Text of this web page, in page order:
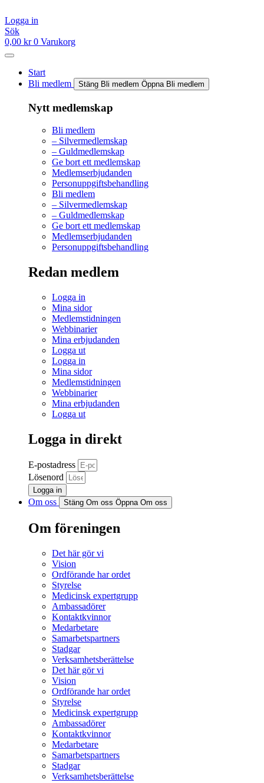
till
innehåll
Logga in
Sök
0,00 kr 0 Varukorg
Start
Bli medlem
Stäng Bli medlem Öppna Bli medlem
Nytt medlemskap
Bli medlem
– Silvermedlemskap
– Guldmedlemskap
Ge bort ett medlemskap
Medlemserbjudanden
Personuppgiftsbehandling
Bli medlem
– Silvermedlemskap
– Guldmedlemskap
Ge bort ett medlemskap
Medlemserbjudanden
Personuppgiftsbehandling
Redan medlem
Logga in
Mina sidor
Medlemstidningen
Webbinarier
Mina erbjudanden
Logga ut
Logga in
Mina sidor
Medlemstidningen
Webbinarier
Mina erbjudanden
Logga ut
Logga in direkt
E-postadress
Lösenord
Logga in
Om oss Stäng Om oss Öppna Om oss
Om föreningen
Det här gör vi
Vision
Ordförande har ordet
Styrelse
Medicinsk expertgrupp
Ambassadörer
Kontaktkvinnor
Medarbetare
Samarbetspartners
Stadgar
Verksamhetsberättelse
Det här gör vi
Vision
Ordförande har ordet
Styrelse
Medicinsk expertgrupp
Ambassadörer
Kontaktkvinnor
Medarbetare
Samarbetspartners
Stadgar
Verksamhetsberättelse